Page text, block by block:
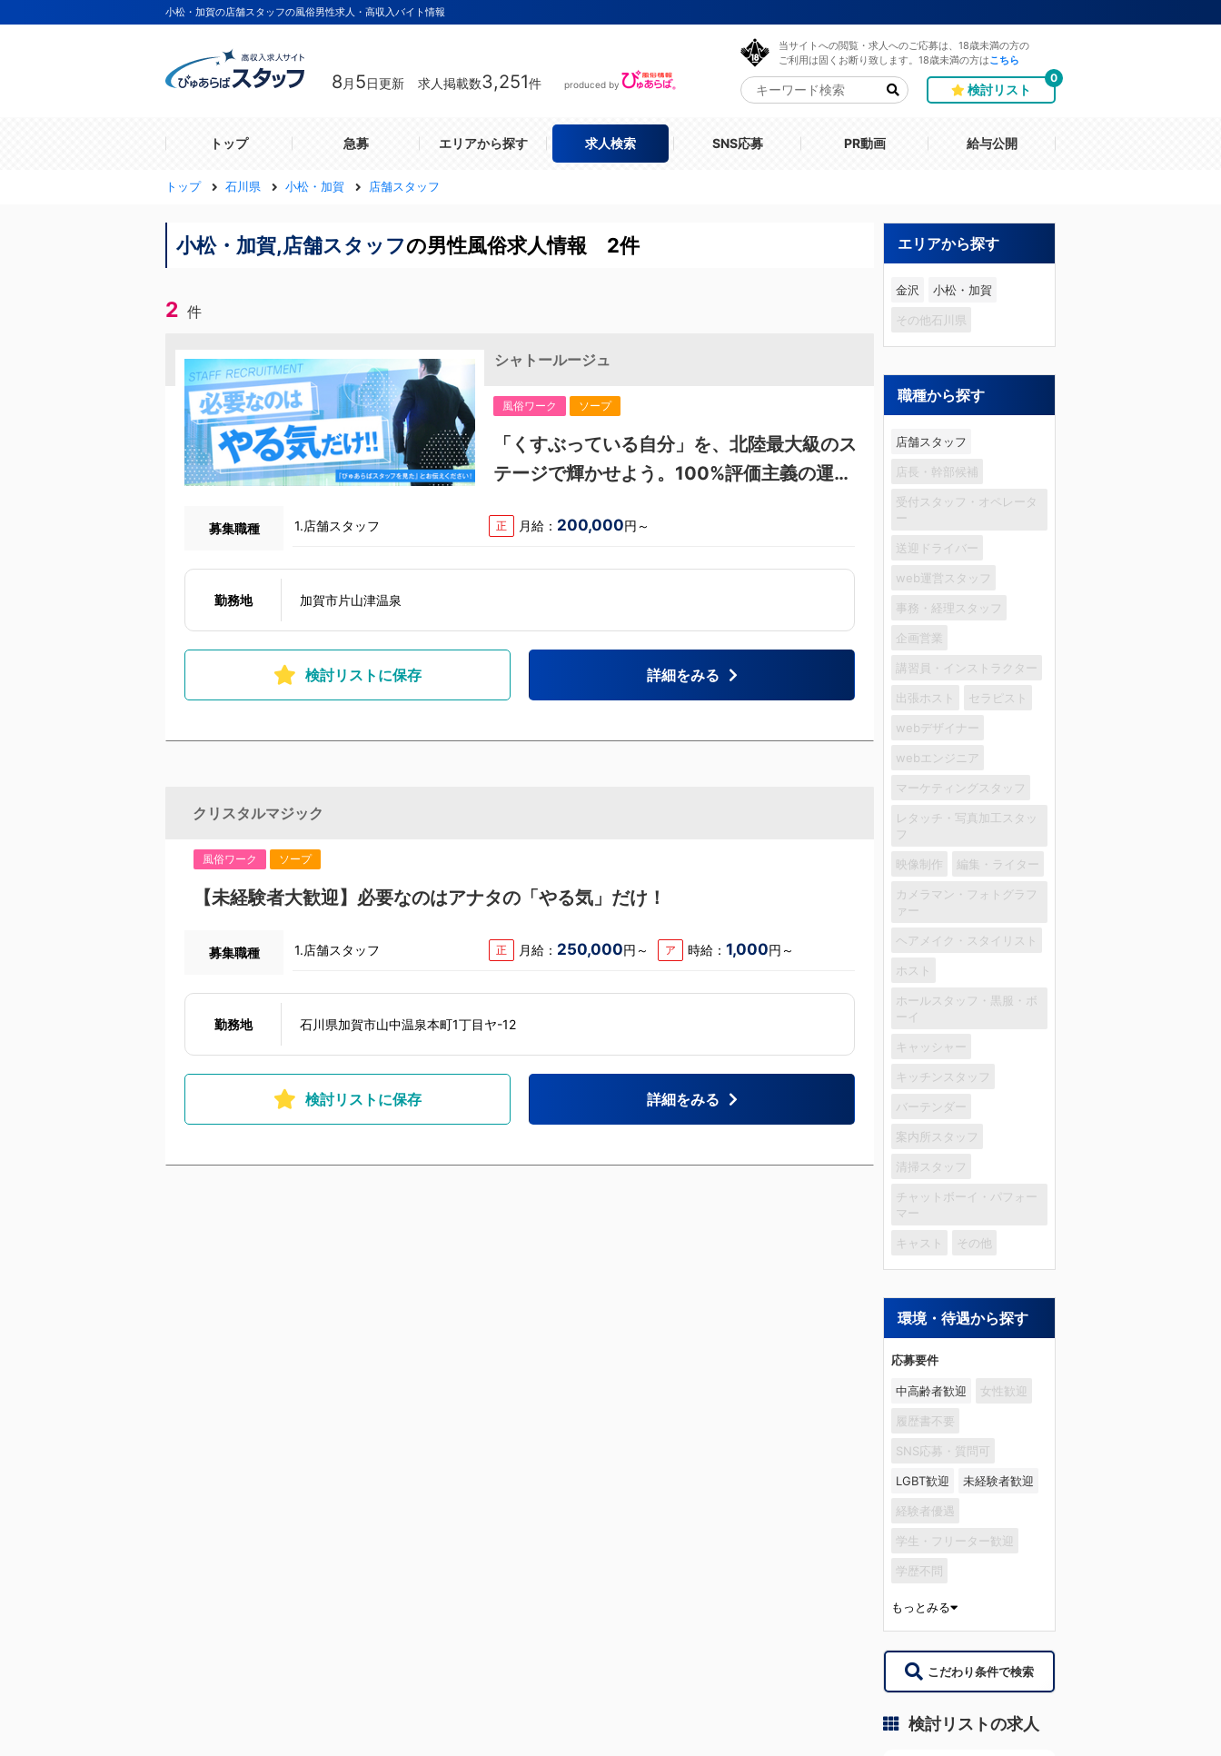
小松・加賀の店舗スタッフの風俗男性求人・高収入バイト情報
8 月 5日更新 求人掲載数3,251件 produced by
当サイトへの閲覧・求人へのご応募は、18歳未満の方の
ご利用は固くお断り致します。18歳未満の方は こちら
検討リスト
0
トップ 急募 エリアから探す 求人検索 SNS応募 PR動画 給与公開
トップ 石川県 小松・加賀 店舗スタッフ
小松・加賀,店舗スタッフの男性風俗求人情報 2件
2 件
シャトールージュ
風俗ワーク ソープ
「くすぶっている自分」を、北陸最大級のス
テージで輝かせよう。100%評価主義の運営
募集職種 1.店舗スタッフ 正 月給： 200,000円～
勤務地 加賀市片山津温泉
検討リストに保存 詳細をみる
クリスタルマジック
風俗ワーク ソープ
【未経験者大歓迎】必要なのはアナタの「やる気」だけ！
募集職種 1.店舗スタッフ 正 月給： 250,000円～ ア 時給：1,000円～
勤務地 石川県加賀市山中温泉本町1丁目ヤ-12
検討リストに保存 詳細をみる
エリアから探す
金沢 小松・加賀
その他石川県
職種から探す
店舗スタッフ
店長・幹部候補
受付スタッフ・オペレータ
ー
送迎ドライバー
web運営スタッフ
事務・経理スタッフ
企画営業
講習員・インストラクター
出張ホスト セラピスト
webデザイナー
webエンジニア
マーケティングスタッフ
レタッチ・写真加工スタッ
フ
映像制作 編集・ライター
カメラマン・フォトグラフ
ァー
ヘアメイク・スタイリスト
ホスト
ホールスタッフ・黒服・ボ
ーイ
キャッシャー
キッチンスタッフ
バーテンダー
案内所スタッフ
清掃スタッフ
チャットボーイ・パフォー
マー
キャスト その他
環境・待遇から探す
応募要件
中高齢者歓迎 女性歓迎
履歴書不要
SNS応募・質問可
LGBT歓迎 未経験者歓迎
経験者優遇
学生・フリーター歓迎
学歴不問
もっとみる
こだわり条件で検索
検討リストの求人